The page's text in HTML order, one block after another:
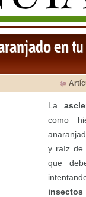
en
La
como
y raíz de
que